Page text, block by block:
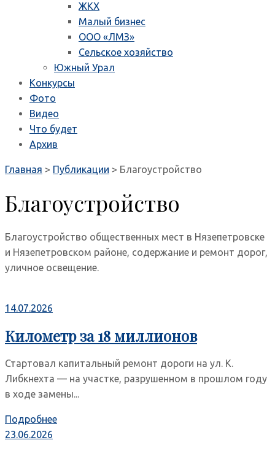
ЖКХ
Малый бизнес
ООО «ЛМЗ»
Сельское хозяйство
Южный Урал
Конкурсы
Фото
Видео
Что будет
Архив
Главная > Публикации > Благоустройство
Благоустройство
Благоустройство общественных мест в Нязепетровске
и Нязепетровском районе, содержание и ремонт дорог,
уличное освещение.
14.07.2026
Километр за 18 миллионов
Стартовал капитальный ремонт дороги на ул. К.
Либкнехта — на участке, разрушенном в прошлом году
в ходе замены...
Подробнее
23.06.2026